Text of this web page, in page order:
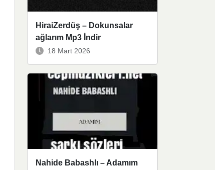
HiraiZerdüş – Dokunsalar
ağlarım Mp3 İndir
18 Mart 2026
Nahide Babashlı – Adamım